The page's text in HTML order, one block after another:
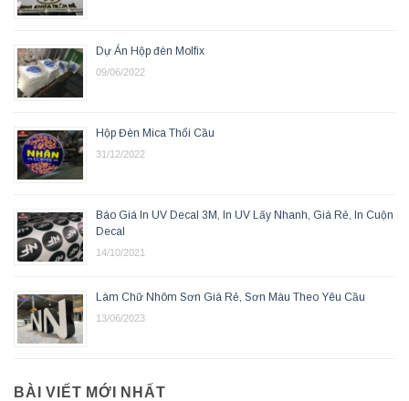
Dự Án Hộp đèn Molfix
09/06/2022
Hộp Đèn Mica Thổi Cầu
31/12/2022
Báo Giá In UV Decal 3M, In UV Lấy Nhanh, Giá Rẻ, In Cuộn
Decal
14/10/2021
Làm Chữ Nhôm Sơn Giá Rẻ, Sơn Màu Theo Yêu Cầu
13/06/2023
BÀI VIẾT MỚI NHẤT